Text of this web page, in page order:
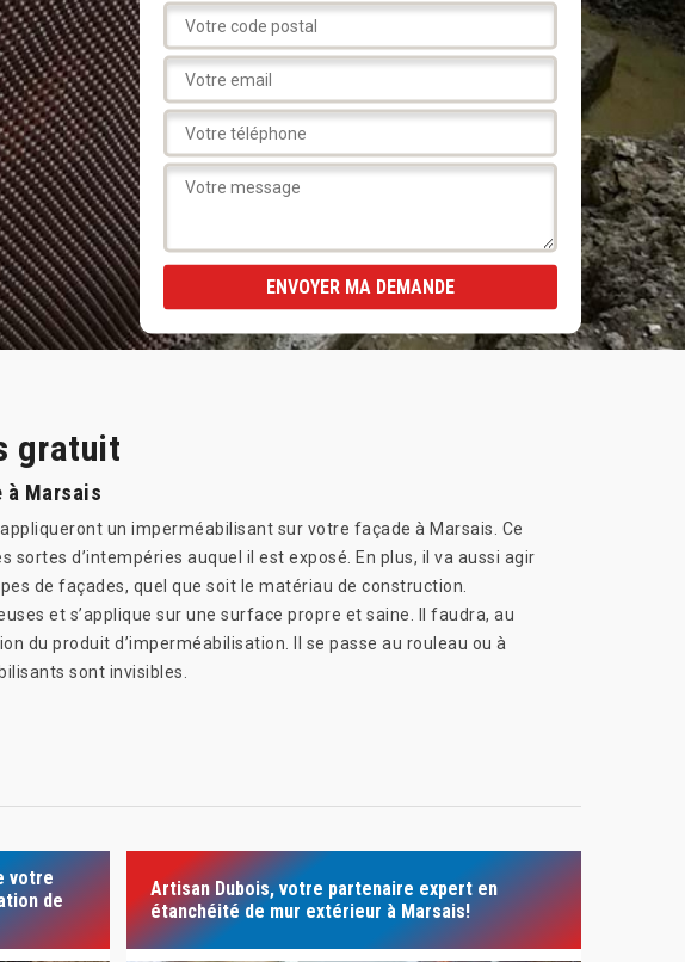
gratuit
à Marsais
un imperméabilisant sur votre façade à Marsais. Ce
d’intempéries auquel il est exposé. En plus, il va aussi agir
de façades, quel que soit le matériau de construction.
et s’applique sur une surface propre et saine. Il faudra, au
du produit d’imperméabilisation. Il se passe au rouleau ou à
sont invisibles.
votre
de
Artisan Dubois, votre partenaire expert en
étanchéité de mur extérieur à Marsais!